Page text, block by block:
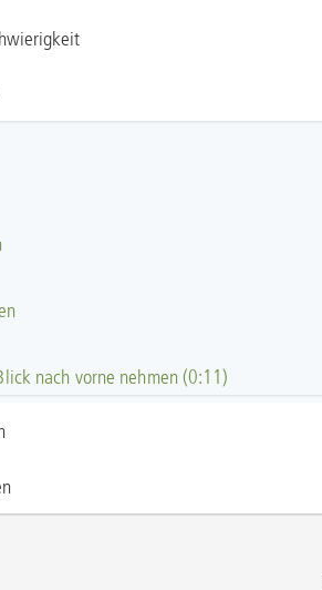
nach vorne nehmen (0:11)